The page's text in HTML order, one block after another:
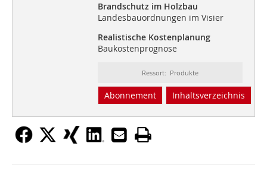
Brandschutz im Holzbau
Landesbauordnungen im Visier
Realistische Kostenplanung
Baukostenprognose
Ressort: Produkte
Abonnement Inhaltsverzeichnis